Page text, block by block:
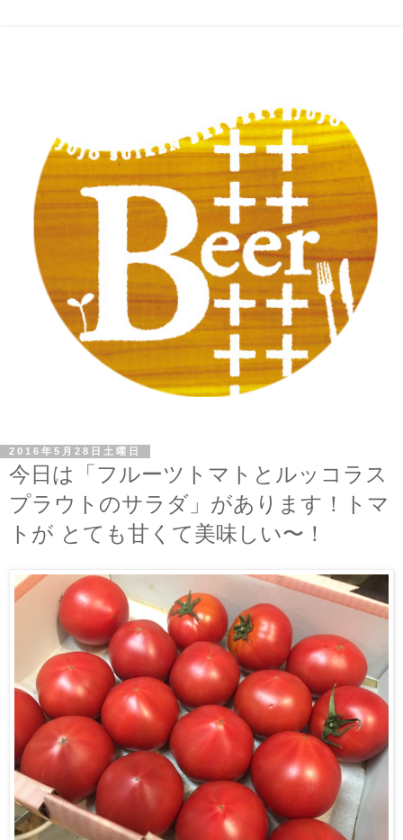
2016年5月28日土曜日
今日は「フルーツトマトとルッコラス
プラウトのサラダ」があります！トマ
トが とても甘くて美味しい〜！